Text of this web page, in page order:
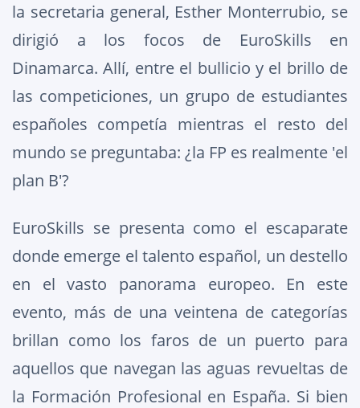
la secretaria general, Esther Monterrubio, se
dirigió a los focos de EuroSkills en
Dinamarca. Allí, entre el bullicio y el brillo de
las competiciones, un grupo de estudiantes
españoles competía mientras el resto del
mundo se preguntaba: ¿la FP es realmente 'el
plan B'?
EuroSkills se presenta como el escaparate
donde emerge el talento español, un destello
en el vasto panorama europeo. En este
evento, más de una veintena de categorías
brillan como los faros de un puerto para
aquellos que navegan las aguas revueltas de
la Formación Profesional en España. Si bien